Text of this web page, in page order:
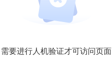
需要进行人机验证才可访问页面